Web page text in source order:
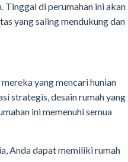
Tinggal di perumahan ini akan
yang saling mendukung dan
yang mencari hunian
strategis, desain rumah yang
ini memenuhi semua
Anda dapat memiliki rumah